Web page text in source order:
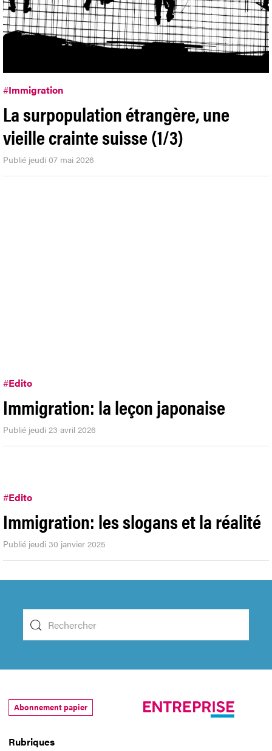
#Immigration
La surpopulation étrangère, une
vieille crainte suisse (1/3)
Publié jeudi 07 mai 2026
#Edito
Immigration: la leçon japonaise
Publié jeudi 23 avril 2026
#Edito
Immigration: les slogans et la réalité
Publié jeudi 30 janvier 2025
Rubriques
Abonnement papier